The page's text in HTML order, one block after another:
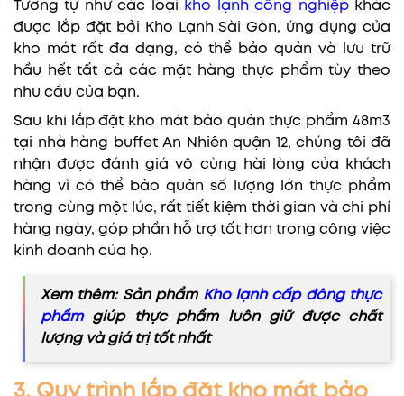
Tương tự như các loại kho lạnh công nghiệpkhác
được lắp đặt bởi Kho Lạnh Sài Gòn, ứng dụng của
kho mát rất đa dạng, có thể bảo quản và lưu trữ
hầu hết tất cả các mặt hàng thực phẩm tùy theo
nhu cầu của bạn.
Sau khi lắp đặt kho mát bảo quản thực phẩm 48m3
tại nhà hàng buffet An Nhiên quận 12, chúng tôi đã
nhận được đánh giá vô cùng hài lòng của khách
hàng vì có thể bảo quản số lượng lớn thực phẩm
trong cùng một lúc, rất tiết kiệm thời gian và chi phí
hàng ngày, góp phần hỗ trợ tốt hơn trong công việc
kinh doanh của họ.
Xem thêm: Sản phẩm Kho lạnh cấp đông thực
phẩmgiúp thực phẩm luôn giữ được chất
lượng và giá trị tốt nhất
3. Quy trình lắp đặt kho mát bảo